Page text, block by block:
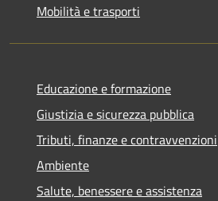
Mobilità e trasporti
Educazione e formazione
Giustizia e sicurezza pubblica
Tributi, finanze e contravvenzioni
Ambiente
Salute, benessere e assistenza